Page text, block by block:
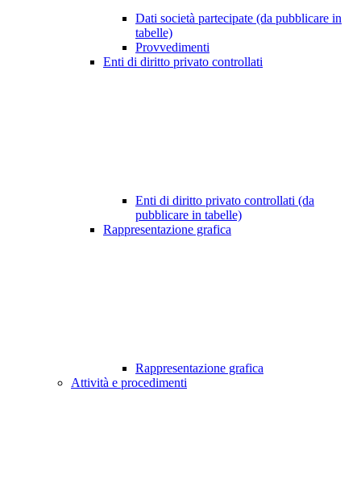
Dati società partecipate (da pubblicare in
tabelle)
Provvedimenti
Enti di diritto privato controllati
Enti di diritto privato controllati (da
pubblicare in tabelle)
Rappresentazione grafica
Rappresentazione grafica
Attività e procedimenti